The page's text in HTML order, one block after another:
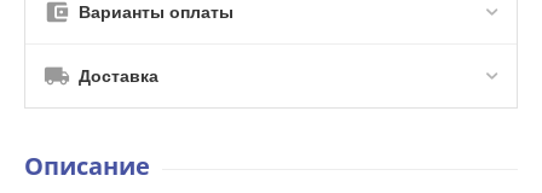
Варианты оплаты
Доставка
Описание